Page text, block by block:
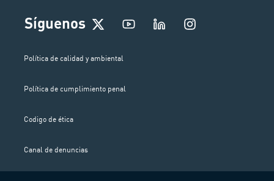
Síguenos
I
n
Política de calidad y ambiental
Política de cumplimiento penal
Codigo de ética
Canal de denuncias